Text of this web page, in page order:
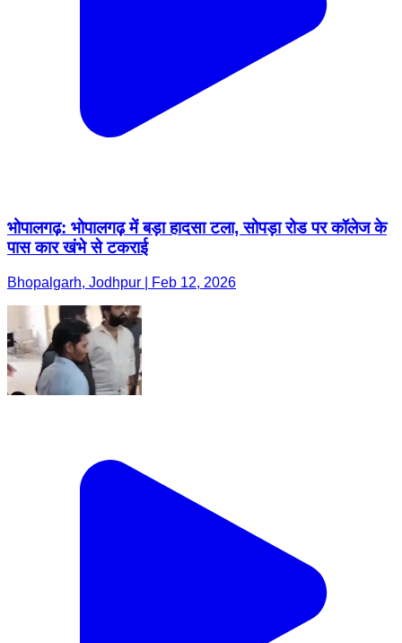
भोपालगढ़: भोपालगढ़ में बड़ा हादसा टला, सोपड़ा रोड पर कॉलेज के
पास कार खंभे से टकराई
Bhopalgarh, Jodhpur | Feb 12, 2026